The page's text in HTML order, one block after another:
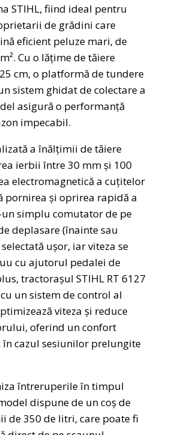
STIHL, fiind ideal pentru
de grădini care
eficient peluze mari, de
Cu o lățime de tăiere
cm, o platformă de tundere
sistem ghidat de colectare a
asigură o performanță
impecabil.
a înălțimii de tăiere
ierbii între 30 mm și 100
electromagnetică a cuțitelor
pornirea și oprirea rapidă a
simplu comutator de pe
deplasare (înainte sau
ușor, iar viteza se
cu ajutorul pedalei de
tractorașul STIHL RT 6127
un sistem de control al
viteza și reduce
oferind un confort
cazul sesiunilor prelungite
întreruperile în timpul
dispune de un coș de
de 350 de litri, care poate fi